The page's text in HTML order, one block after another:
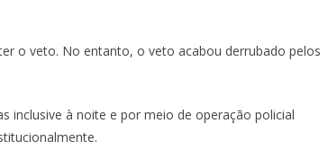
o veto. No entanto, o veto acabou derrubado pelos
inclusive à noite e por meio de operação policial